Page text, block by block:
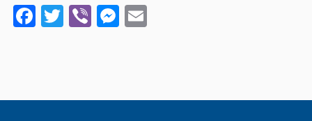
Facebook
Twitter
ViberMessenger